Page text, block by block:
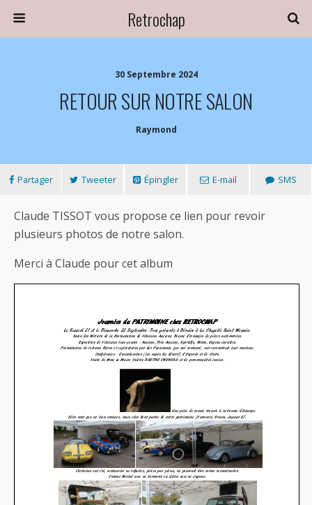
Retrochap
30 Septembre 2024
RETOUR SUR NOTRE SALON
Raymond
Partager Tweeter Épingler E-mail SMS
Claude TISSOT vous propose ce lien pour revoir
plusieurs photos de notre salon.
Merci à Claude pour cet album